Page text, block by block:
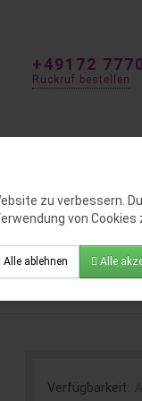
zu verbessern.
von Cookies
Alle ablehnen Alle
+49172
Rückruf bestellen
Ballon
Verfügbarkeit: